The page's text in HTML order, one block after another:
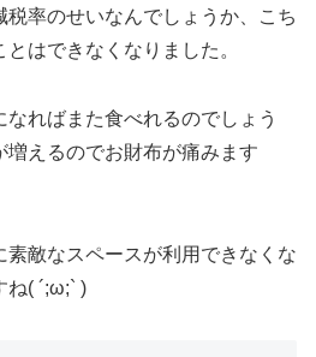
税率のせいなんでしょうか、こち
はできなくなりました。
ればまた食べれるのでしょう
増えるのでお財布が痛みます
敵なスペースが利用できなくな
ね( ´;ω;` )